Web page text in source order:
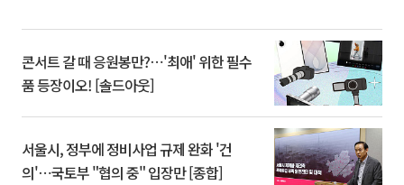
콘서트 갈 때 응원봉만?⋯'최애' 위한 필수
품 등장이오! [솔드아웃]
서울시, 정부에 정비사업 규제 완화 '건
의'⋯국토부 "협의 중" 입장만 [종합]